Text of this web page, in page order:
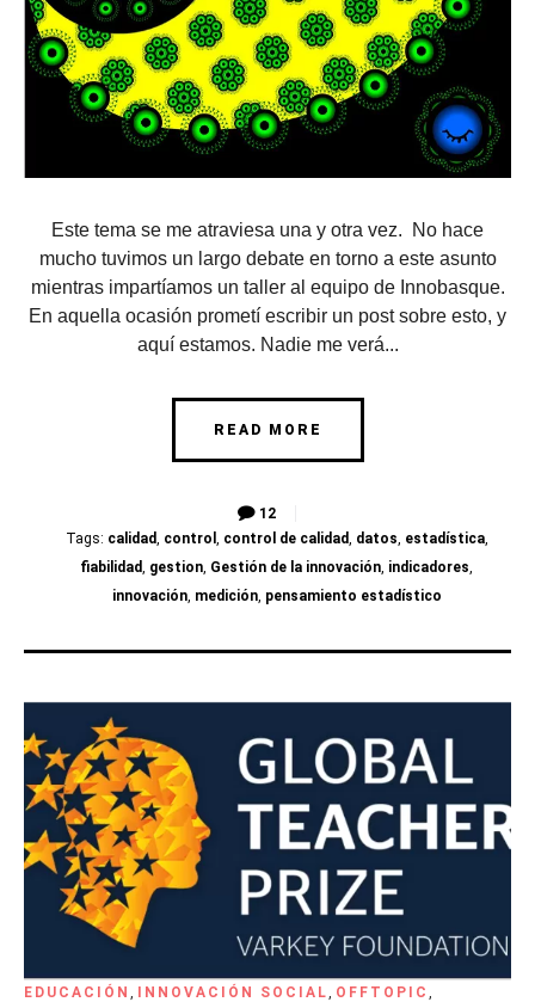
Este tema se me atraviesa una y otra vez. No hace
mucho tuvimos un largo debate en torno a este asunto
mientras impartíamos un taller al equipo de Innobasque.
En aquella ocasión prometí escribir un post sobre esto, y
aquí estamos. Nadie me verá...
READ MORE
12
Tags: calidad control control de calidad datos estadística,
fiabilidad
gestion Gestión de la innovación indicadores
innovación, medición, pensamiento estadístico
EDUCACIÓN , INNOVACIÓN SOCIAL, OFFTOPIC ,